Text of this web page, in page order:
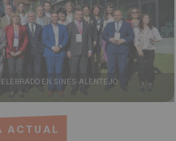
ACTUAL
EN SINES-ALENTEJO